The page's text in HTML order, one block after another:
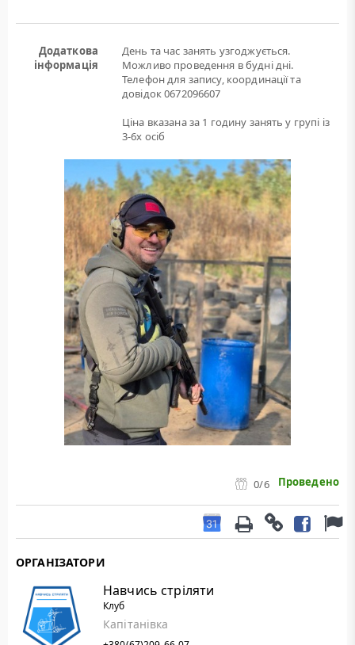
Додаткова
інформація
День та час занять узгоджується.
Можливо проведення в будні дні.
Телефон для запису, координації та
довідок 0672096607
Ціна вказана за 1 годину занять у групі із
3-6х осіб
0/6 Проведено
ОРГАНІЗАТОРИ
Навчись стріляти
Клуб
Капітанівка